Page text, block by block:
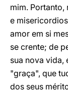
mim. Portanto,
e
amor em si
se crente; de
sua nova vida,
"graça", que
dos seus